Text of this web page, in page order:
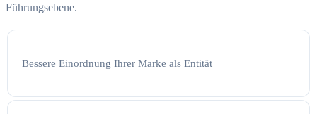
Führungsebene.
Bessere Einordnung Ihrer Marke als Entität